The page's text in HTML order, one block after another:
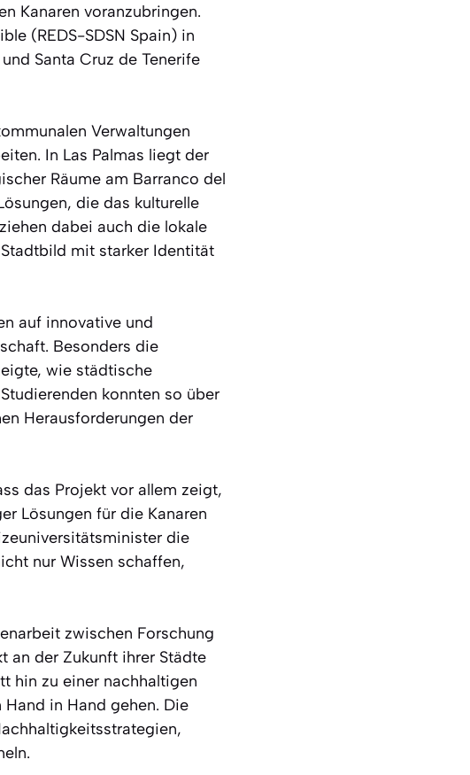
Kanaren voranzubringen.
(REDS-SDSN Spain) in
Santa Cruz de Tenerife
Verwaltungen
In Las Palmas liegt der
Räume am Barranco del
die das kulturelle
dabei auch die lokale
mit starker Identität
auf innovative und
Besonders die
wie städtische
konnten so über
Herausforderungen der
das Projekt vor allem zeigt,
Lösungen für die Kanaren
die
nur Wissen schaffen,
zwischen Forschung
an der Zukunft ihrer Städte
hin zu einer nachhaltigen
in Hand gehen. Die